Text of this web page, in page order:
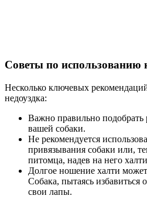
Советы по использованию
Несколько ключевых
недоуздка:
Важно правильно подобрать
вашей собаки.
Не рекомендуется
привязывания собаки или,
питомца, надев на него
Долгое ношение халти
Собака, пытаясь избавиться
свои лапы.